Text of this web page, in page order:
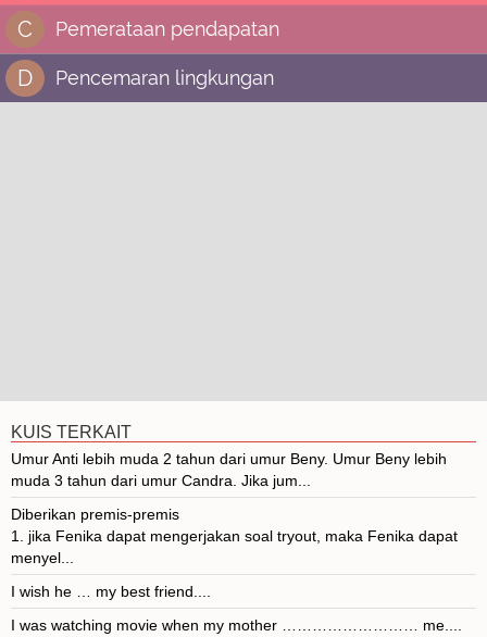
C Pemerataan pendapatan
D Pencemaran lingkungan
KUIS TERKAIT
Umur Anti lebih muda 2 tahun dari umur Beny. Umur Beny lebih
muda 3 tahun dari umur Candra. Jika jum...
Diberikan premis-premis
1. jika Fenika dapat mengerjakan soal tryout, maka Fenika dapat
menyel...
I wish he … my best friend....
I was watching movie when my mother ……………………… me....